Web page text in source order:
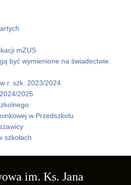
mZUS
być wymienione na świadectwie.
r. szk. 2023/2024
2025
w Przedszkolu
szkołach
im. Ks. Jana